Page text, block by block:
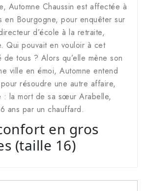
Automne Chaussin est affectée à
en Bourgogne, pour enquêter sur
d’école à la retraite,
Qui pouvait en vouloir à cet
de tous ? Alors qu’elle mène son
ville en émoi, Automne entend
résoudre une autre affaire,
: la mort de sa sœur Arabelle,
ans par un chauffard.
en gros
(taille 16)